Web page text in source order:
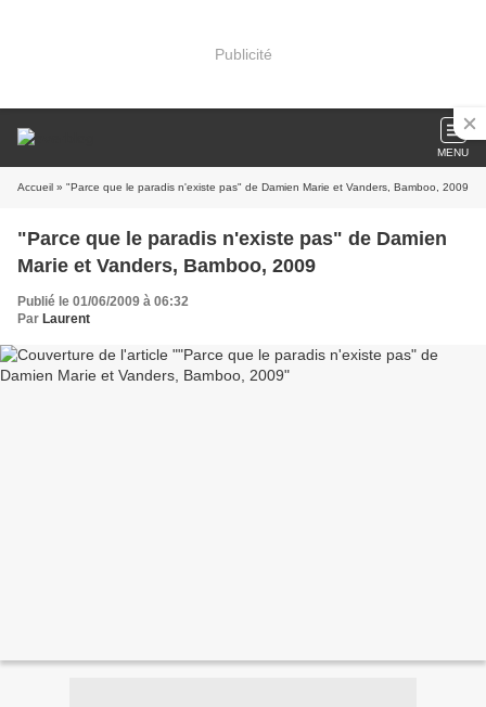
Publicité
MENU
Accueil » "Parce que le paradis n'existe pas" de Damien Marie et Vanders, Bamboo, 2009
"Parce que le paradis n'existe pas" de Damien
Marie et Vanders, Bamboo, 2009
Publié le 01/06/2009 à 06:32
Par Laurent